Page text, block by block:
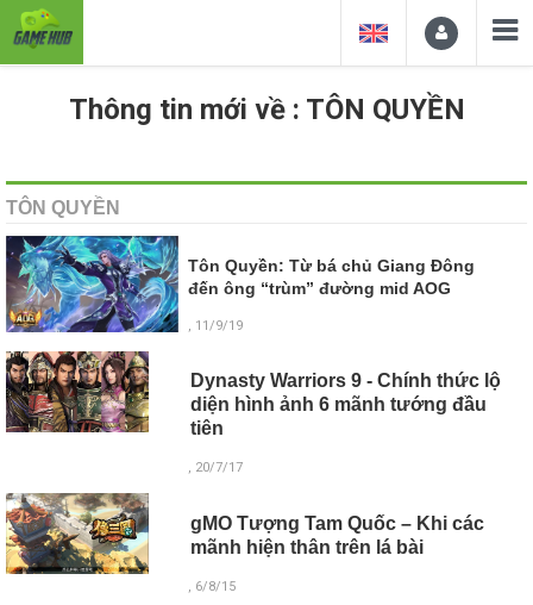
Thông tin mới về : TÔN QUYỀN
TÔN QUYỀN
Tôn Quyền: Từ bá chủ Giang Đông
đến ông “trùm” đường mid AOG
, 11/9/19
Dynasty Warriors 9 - Chính thức lộ
diện hình ảnh 6 mãnh tướng đầu
tiên
, 20/7/17
gMO Tượng Tam Quốc – Khi các
mãnh hiện thân trên lá bài
, 6/8/15